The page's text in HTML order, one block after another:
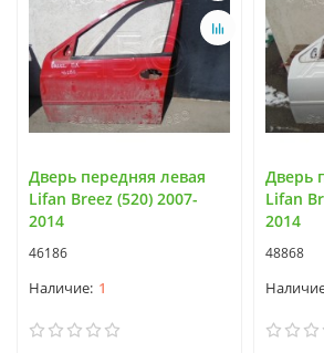
Дверь передняя левая
Lifan Breez (520) 2007-
2014
46186
1
Дверь
Lifan
2014
48868